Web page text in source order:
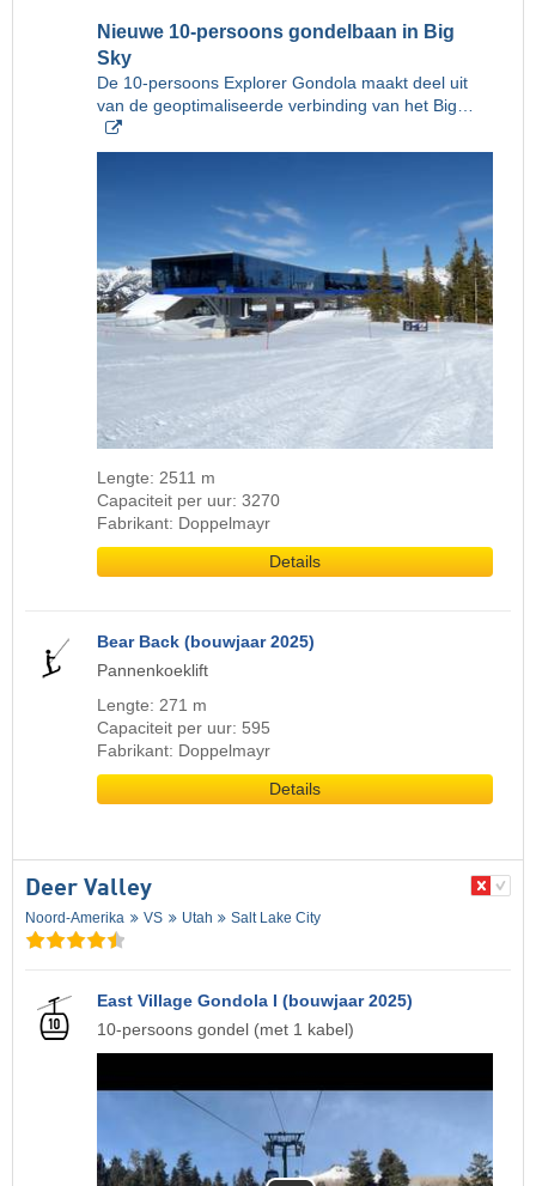
Nieuwe 10-persoons gondelbaan in Big
Sky
De 10-persoons Explorer Gondola maakt deel uit
van de geoptimaliseerde verbinding van het Big…
Lengte: 2511 m
Capaciteit per uur: 3270
Fabrikant: Doppelmayr
Details
Bear Back (bouwjaar 2025)
Pannenkoeklift
Lengte: 271 m
Capaciteit per uur: 595
Fabrikant: Doppelmayr
Details
Deer Valley
Noord-Amerika VS Utah Salt Lake City
East Village Gondola I (bouwjaar 2025)
10-persoons gondel (met 1 kabel)